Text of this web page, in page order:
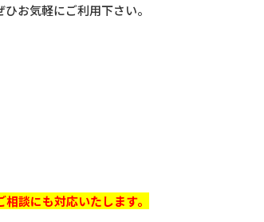
お気軽にご利用下さい。
談にも対応いたします。